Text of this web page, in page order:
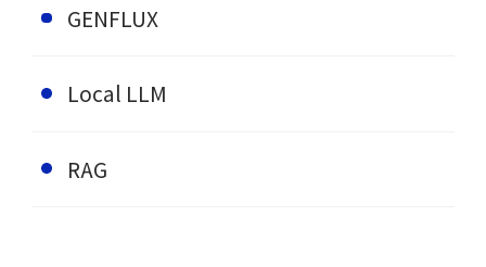
GENFLUX
Local LLM
RAG